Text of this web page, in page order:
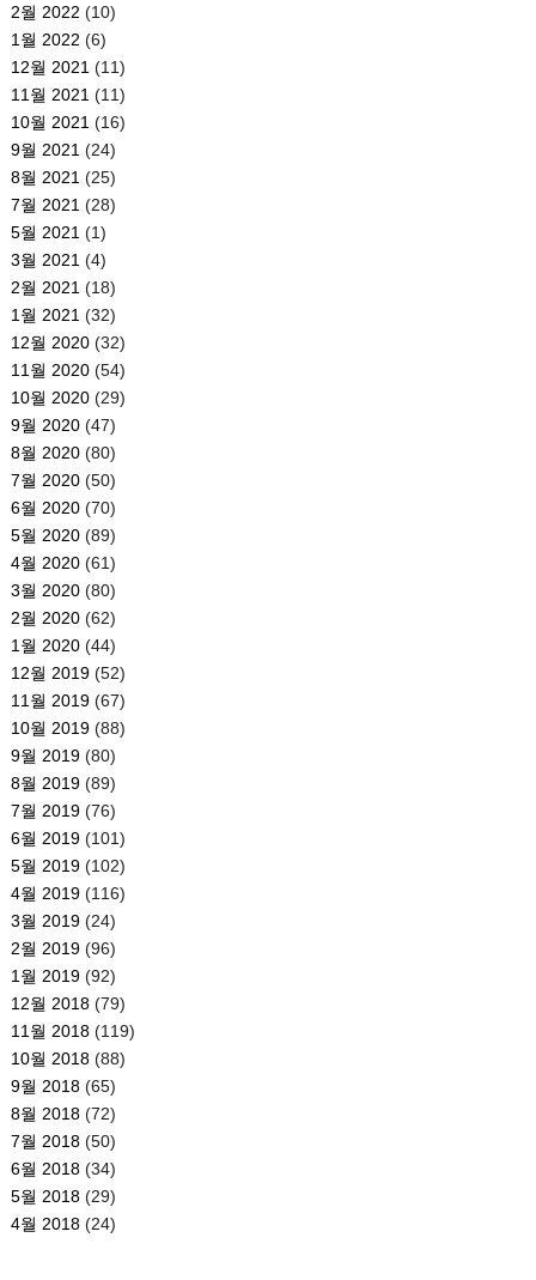
2월 2022 (10)
1월 2022 (6)
12월 2021 (11)
11월 2021 (11)
10월 2021 (16)
9월 2021 (24)
8월 2021 (25)
7월 2021 (28)
5월 2021 (1)
3월 2021 (4)
2월 2021 (18)
1월 2021 (32)
12월 2020(32)
11월 2020(54)
10월 2020(29)
9월 2020(47)
8월 2020(80)
7월 2020(50)
6월 2020(70)
5월 2020(89)
4월 2020(61)
3월 2020(80)
2월 2020(62)
1월 2020(44)
12월 2019(52)
11월 2019(67)
10월 2019(88)
9월 2019(80)
8월 2019(89)
7월 2019(76)
6월 2019(101)
5월 2019(102)
4월 2019(116)
3월 2019(24)
2월 2019(96)
1월 2019(92)
12월 2018(79)
11월 2018(119)
10월 2018(88)
9월 2018(65)
8월 2018(72)
7월 2018(50)
6월 2018(34)
5월 2018(29)
4월 2018(24)